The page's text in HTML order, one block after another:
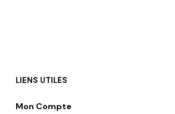
LIENS UTILES
Mon Compte